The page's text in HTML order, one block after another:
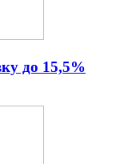
до 15,5%